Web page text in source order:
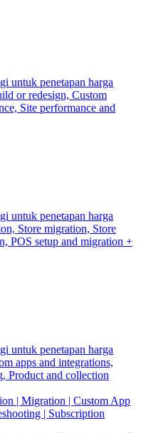
untuk penetapan harga
or redesign, Custom
Site performance and
untuk penetapan harga
Store migration, Store
POS setup and migration +
untuk penetapan harga
apps and integrations,
Product and collection